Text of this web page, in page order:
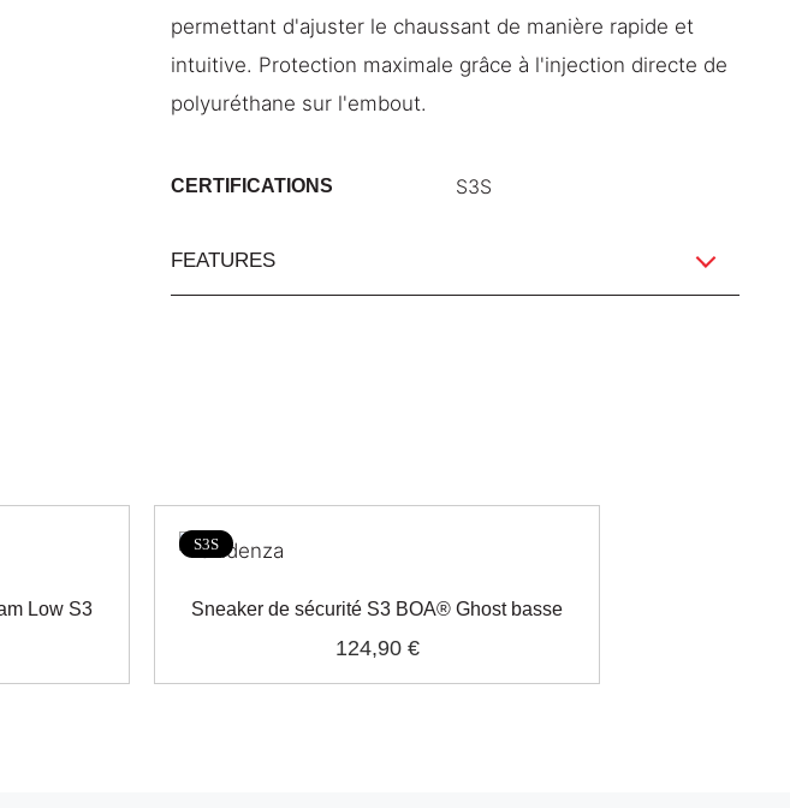
permettant d'ajuster le chaussant de manière rapide et
intuitive. Protection maximale grâce à l'injection directe de
polyuréthane sur l'embout.
CERTIFICATIONS S3S
FEATURES
Low S3
S3S
Sneaker de sécurité S3 BOA® Ghost basse
124,90 €